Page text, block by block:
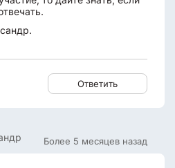
Ответить
Более 5 месяцев назад